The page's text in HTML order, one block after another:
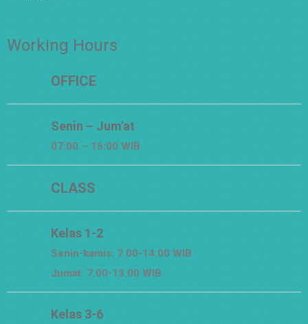
Working Hours
OFFICE
Senin – Jum'at
07:00 – 16:00 WIB
CLASS
Kelas 1-2
Senin-kamis: 7.00-14.00 WIB
Jumat: 7.00-13.00 WIB
Kelas 3-6